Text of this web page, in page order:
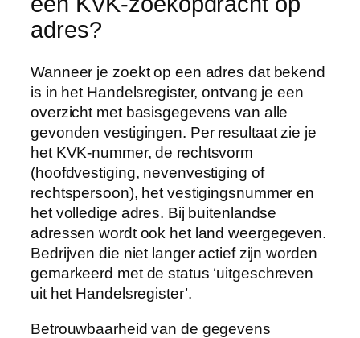
adres?
Wanneer je zoekt op een adres dat bekend
is in het Handelsregister, ontvang je een
overzicht met basisgegevens van alle
gevonden vestigingen. Per resultaat zie je
het KVK-nummer, de rechtsvorm
(hoofdvestiging, nevenvestiging of
rechtspersoon), het vestigingsnummer en
het volledige adres. Bij buitenlandse
adressen wordt ook het land weergegeven.
Bedrijven die niet langer actief zijn worden
gemarkeerd met de status ‘uitgeschreven
uit het Handelsregister’.
Betrouwbaarheid van de gegevens